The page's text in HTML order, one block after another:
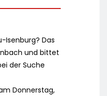
Isenburg? Das
und bittet
der Suche
Donnerstag,